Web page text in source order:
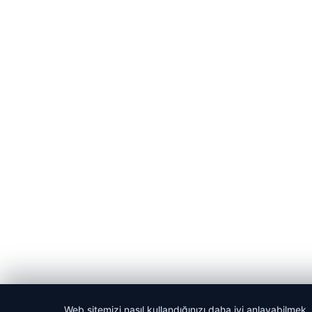
Web sitemizi nasıl kullandığınızı daha iyi